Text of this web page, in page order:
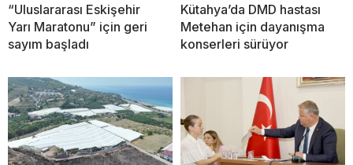
“Uluslararası Eskişehir
Yarı Maratonu” için geri
sayım başladı
Kütahya’da DMD hastası
Metehan için dayanışma
konserleri sürüyor